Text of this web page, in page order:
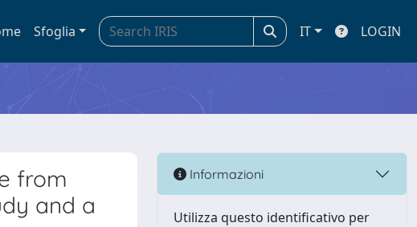
Sfoglia IT LOGIN
from
and a
Informazioni
Utilizza questo identificativo per